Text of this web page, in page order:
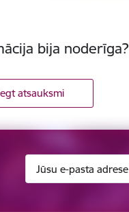
bija noderīga?
atsauksmi